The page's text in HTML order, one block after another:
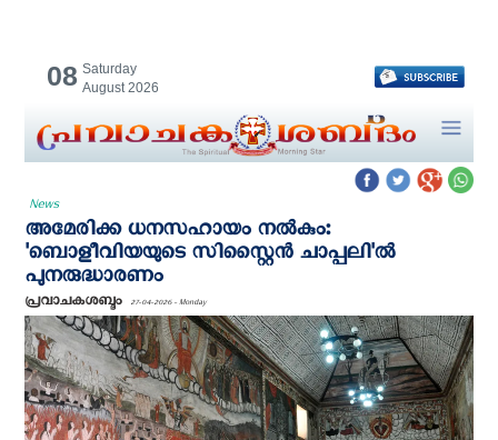
08 Saturday
August 2026
News
അമേരിക്ക ധനസഹായം നല്‍കും:
'ബൊളീവിയയുടെ സിസ്റ്റൈന്‍ ചാപ്പലി'ല്‍
പുനരുദ്ധാരണം
പ്രവാചകശബ്ദം 27-04-2026 - Monday